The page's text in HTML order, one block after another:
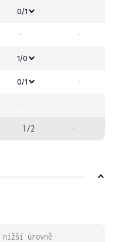
0/1 -
- -
1/0 -
0/1 -
- -
1/2 -
nižší úrovně